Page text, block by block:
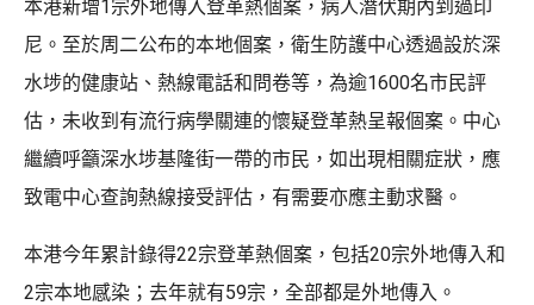
本港新增1宗外地傳入登革熱個案，病人潛伏期內到過印
尼。至於周二公布的本地個案，衛生防護中心透過設於深
水埗的健康站、熱線電話和問卷等，為逾1600名市民評
估，未收到有流行病學關連的懷疑登革熱呈報個案。中心
繼續呼籲深水埗基隆街一帶的市民，如出現相關症狀，應
致電中心查詢熱線接受評估，有需要亦應主動求醫。
本港今年累計錄得22宗登革熱個案，包括20宗外地傳入和
2宗本地感染；去年就有59宗，全部都是外地傳入。